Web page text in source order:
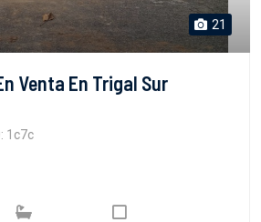
21
Venta En Trigal Sur
1c7c